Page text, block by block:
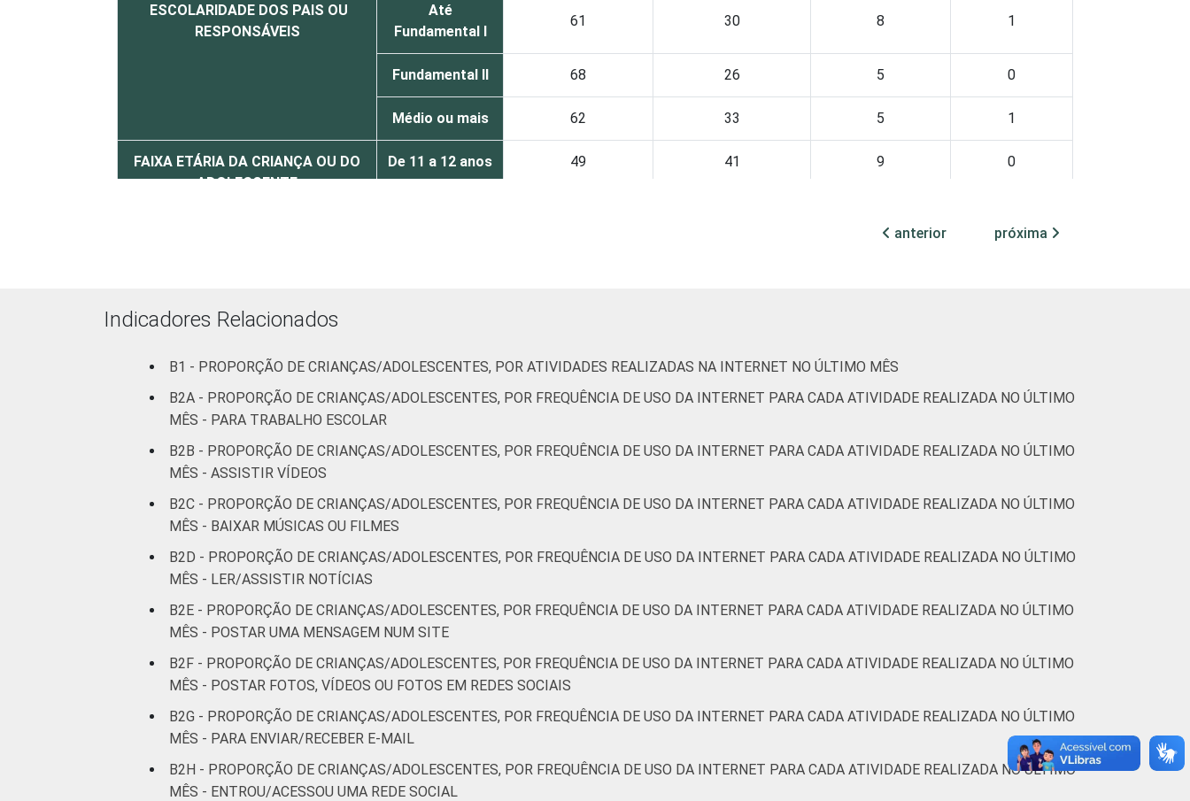
ESCOLARIDADE DOS PAIS OU
RESPONSÁVEIS
Até
Fundamental I
61 30 8 1
Fundamental II 68 26 5 0
Médio ou mais 62 33 5 1
FAIXA ETÁRIA DA CRIANÇA OU DO
ADOLESCENTE
De 11 a 12 anos 49 41 9 0
Mais de 2 SM
CLASSE SOCIAL AB 78 19 2 1
C 56 38 5 0
¹Base: 1 605 usuários de Internet de 11 a 17 anos que entraram/acessaram uma rede social. Respostas estimuladas. Dados coletados entre
setembro de 2013 e janeiro de 2014.
Fonte: NIC.br - set/2013 a jan/2014
anterior próxima
Indicadores Relacionados
B1 - PROPORÇÃO DE CRIANÇAS/ADOLESCENTES, POR ATIVIDADES REALIZADAS NA INTERNET NO ÚLTIMO MÊS
B2A - PROPORÇÃO DE CRIANÇAS/ADOLESCENTES, POR FREQUÊNCIA DE USO DA INTERNET PARA CADA ATIVIDADE REALIZADA NO ÚLTIMO
MÊS - PARA TRABALHO ESCOLAR
B2B - PROPORÇÃO DE CRIANÇAS/ADOLESCENTES, POR FREQUÊNCIA DE USO DA INTERNET PARA CADA ATIVIDADE REALIZADA NO ÚLTIMO
MÊS - ASSISTIR VÍDEOS
B2C - PROPORÇÃO DE CRIANÇAS/ADOLESCENTES, POR FREQUÊNCIA DE USO DA INTERNET PARA CADA ATIVIDADE REALIZADA NO ÚLTIMO
MÊS - BAIXAR MÚSICAS OU FILMES
B2D - PROPORÇÃO DE CRIANÇAS/ADOLESCENTES, POR FREQUÊNCIA DE USO DA INTERNET PARA CADA ATIVIDADE REALIZADA NO ÚLTIMO
MÊS - LER/ASSISTIR NOTÍCIAS
B2E - PROPORÇÃO DE CRIANÇAS/ADOLESCENTES, POR FREQUÊNCIA DE USO DA INTERNET PARA CADA ATIVIDADE REALIZADA NO ÚLTIMO
MÊS - POSTAR UMA MENSAGEM NUM SITE
B2F - PROPORÇÃO DE CRIANÇAS/ADOLESCENTES, POR FREQUÊNCIA DE USO DA INTERNET PARA CADA ATIVIDADE REALIZADA NO ÚLTIMO
MÊS - POSTAR FOTOS, VÍDEOS OU FOTOS EM REDES SOCIAIS
B2G - PROPORÇÃO DE CRIANÇAS/ADOLESCENTES, POR FREQUÊNCIA DE USO DA INTERNET PARA CADA ATIVIDADE REALIZADA NO ÚLTIMO
MÊS - PARA ENVIAR/RECEBER E-MAIL
B2H - PROPORÇÃO DE CRIANÇAS/ADOLESCENTES, POR FREQUÊNCIA DE USO DA INTERNET PARA CADA ATIVIDADE REALIZADA NO ÚLTIMO
MÊS - ENTROU/ACESSOU UMA REDE SOCIAL